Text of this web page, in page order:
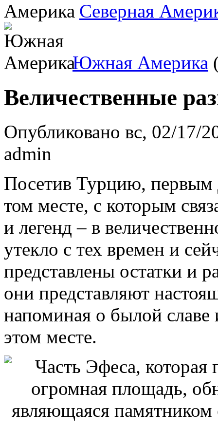
Северная
Южная Америка
Величественные
Опубликовано вс, 02/17/
admin
Посетив Турцию, первым
том месте, с которым
и легенд – в
утекло с тех времен и
представлены остатки и
они представляют
напоминая о былой
этом месте.